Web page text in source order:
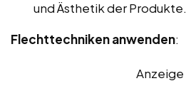
und Ästhetik der Produkte.
Flechttechniken anwenden:
Anzeige